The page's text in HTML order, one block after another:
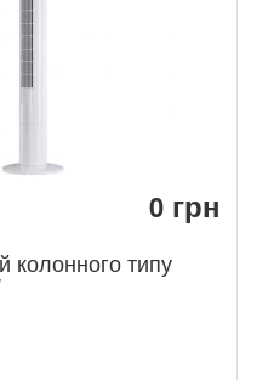
0 грн
колонного типу